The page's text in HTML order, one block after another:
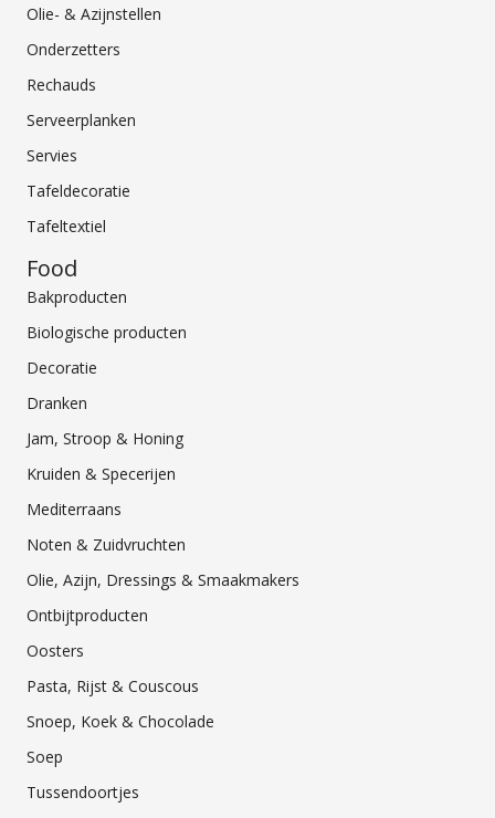
Olie- & Azijnstellen
Onderzetters
Rechauds
Serveerplanken
Servies
Tafeldecoratie
Tafeltextiel
Food
Bakproducten
Biologische producten
Decoratie
Dranken
Jam, Stroop & Honing
Kruiden & Specerijen
Mediterraans
Noten & Zuidvruchten
Olie, Azijn, Dressings & Smaakmakers
Ontbijtproducten
Oosters
Pasta, Rijst & Couscous
Snoep, Koek & Chocolade
Soep
Tussendoortjes